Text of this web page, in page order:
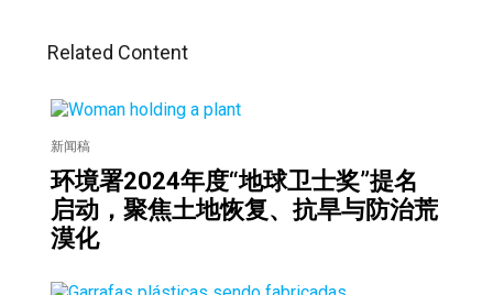
Related Content
新闻稿
环境署2024年度“地球卫士奖”提名
启动，聚焦土地恢复、抗旱与防治荒
漠化